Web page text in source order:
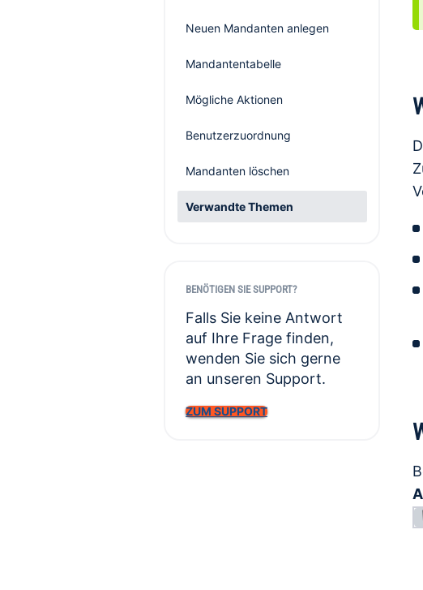
Neuen Mandanten anlegen
Mandantentabelle
Mögliche Aktionen
Benutzerzuordnung
Mandanten löschen
Verwandte Themen
BENÖTIGEN SIE SUPPORT?
Falls Sie keine Antwort
auf Ihre Frage finden,
wenden Sie sich gerne
an unseren Support.
ZUM SUPPORT